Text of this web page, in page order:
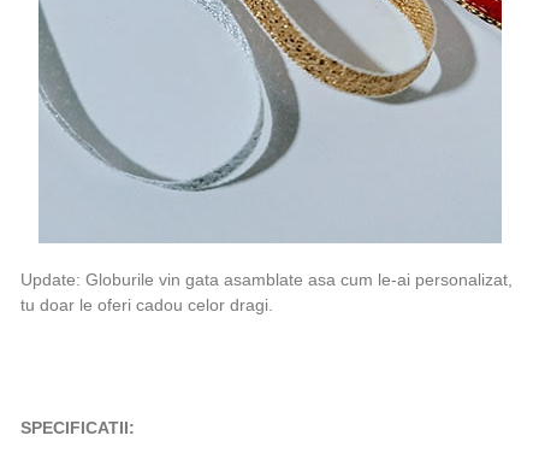
Update: Globurile vin gata asamblate asa cum le-ai personalizat,
tu doar le oferi cadou celor dragi.
SPECIFICATII: